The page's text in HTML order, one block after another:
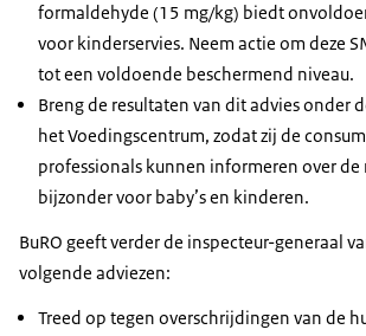
formaldehyde (15 mg/kg) biedt
voor kinderservies. Neem actie om deze
tot een voldoende beschermend niveau.
Breng de resultaten van dit advies onder
het Voedingscentrum, zodat zij de
professionals kunnen informeren over de
bijzonder voor baby’s en kinderen.
BuRO geeft verder de inspecteur-generaal
volgende adviezen:
Treed op tegen overschrijdingen van de